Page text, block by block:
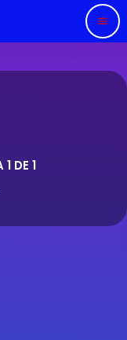
menu
DE 1